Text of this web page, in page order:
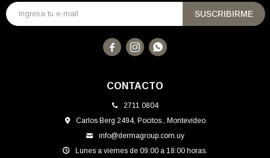
CONTACTO
2711 0804
Carlos Berg 2494, Pocitos., Montevideo
info@dermagroup.com.uy
Lunes a viernes de 09:00 a 18:00 horas.
SUSCRIBIRME
  